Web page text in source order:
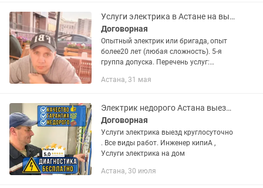
Услуги электрика в Астане на выезд! Электрик профессионал недорого!
Договорная
Опытный электрик или бригада, опыт
более20 лет (любая сложность). 5-я
группа допуска. Перечень услуг:
проводка и т. Д. ) Устранение
Астана, 31 мая
Электрик недорого Астана выезд круглосуточно
Договорная
Услуги электрика выезд круглосуточно
. Все виды работ. Инженер кипиА ,
Услуги электрика на дом
Астана, 30 июля